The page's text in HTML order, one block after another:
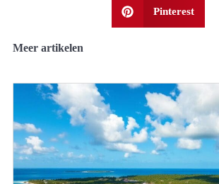
Pinterest
Meer artikelen